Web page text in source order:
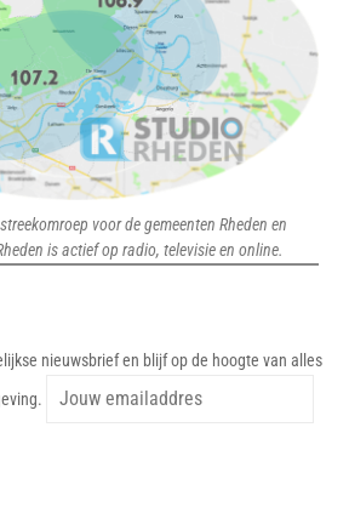
voor de gemeenten Rheden en
is actief op radio, televisie en online.
nieuwsbrief en blijf op de hoogte van alles